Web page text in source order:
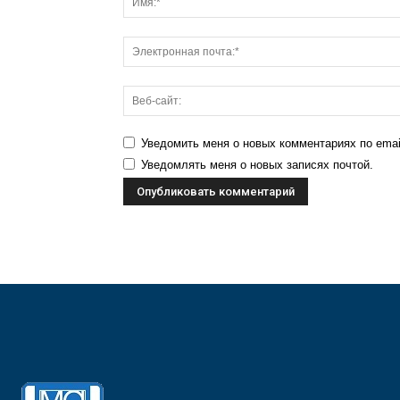
Уведомить меня о новых комментариях по
Уведомлять меня о новых записях почтой.